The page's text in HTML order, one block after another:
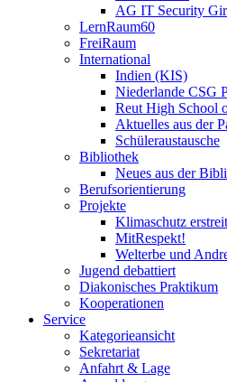
AG IT Security
LernRaum60
FreiRaum
International
Indien (KIS)
Niederlande CSG
Reut High School
Aktuelles aus der
Schüleraustausche
Bibliothek
Neues aus der
Berufsorientierung
Projekte
Klimaschutz
MitRespekt!
Welterbe und
Jugend debattiert
Diakonisches Praktikum
Kooperationen
Service
Kategorieansicht
Sekretariat
Anfahrt & Lage